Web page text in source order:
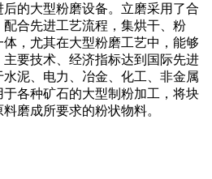
的大型粉磨设备。立磨采用了合
合先进工艺流程，集烘干、粉
，尤其在大型粉磨工艺中，能够
要技术、经济指标达到国际先进
泥、电力、冶金、化工、非金属
各种矿石的大型制粉加工，将块
磨成所要求的粉状物料。